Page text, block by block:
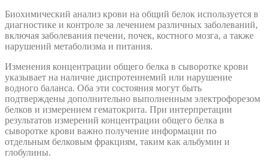
Биохимический анализ крови на общий белок используется в
диагностике и контроле за лечением различных заболеваний,
включая заболевания печени, почек, костного мозга, а также
нарушений метаболизма и питания.
Изменения концентрации общего белка в сыворотке крови
указывает на наличие диспротеинемий или нарушение
водного баланса. Оба эти состояния могут быть
подтверждены дополнительно выполненным электрофорезом
белков и измерением гематокрита. При интерпретации
результатов измерений концентрации общего белка в
сыворотке крови важно получение информации по
отдельным белковым фракциям, таким как альбумин и
глобулины.